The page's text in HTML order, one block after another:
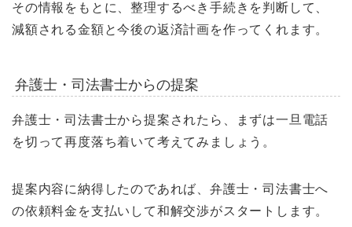
その情報をもとに、整理するべき手続きを判断して、
減額される金額と今後の返済計画を作ってくれます。
弁護士・司法書士からの提案
弁護士・司法書士から提案されたら、まずは一旦電話
を切って再度落ち着いて考えてみましょう。
提案内容に納得したのであれば、弁護士・司法書士へ
の依頼料金を支払いして和解交渉がスタートします。